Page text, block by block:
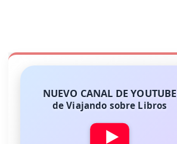
NUEVO CANAL DE YOUTUBE
de Viajando sobre Libros